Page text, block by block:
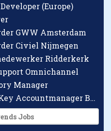
(Europe)
GWW Amsterdam
Civiel Nijmegen
Ridderkerk
Omnichannel
Manager
Checkpoint Systems Key Accountmanager Benelux
Jobs